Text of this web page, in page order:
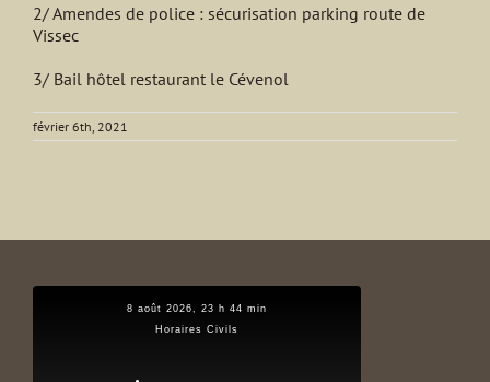
2/ Amendes de police : sécurisation parking route de
Vissec
3/ Bail hôtel restaurant le Cévenol
février 6th, 2021
8 août 2026, 23 h 44 min
Horaires Civils